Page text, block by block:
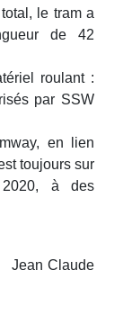
le tram a
de 42
roulant :
par SSW
en lien
toujours sur
à des
Jean Claude